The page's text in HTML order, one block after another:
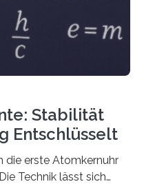
Stabilität
Entschlüsselt
die erste Atomkernuhr
Technik lässt sich